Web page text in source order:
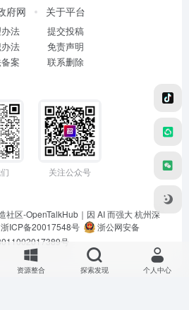
府网
法
法
案
关于平台
提交投稿
免责声明
联系删除
关注公众号
社区-OpenTalkHub｜因 AI 而强大 杭州深
ICP备20017548号
浙公网安备
号
资源整合 探索发现 个人中心